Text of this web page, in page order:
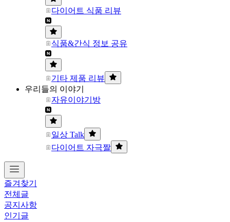
다이어트 식품 리뷰
식품&간식 정보 공유
기타 제품 리뷰
우리들의 이야기
자유이야기방
일상 Talk
다이어트 자극짤
즐겨찾기
전체글
공지사항
인기글